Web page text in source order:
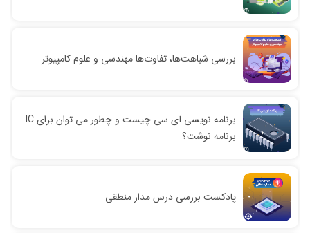
بررسی شباهت‌ها، تفاوت‌ها مهندسی و علوم کامپیوتر
برنامه نویسی آی سی چیست و چطور می توان برای IC
برنامه نوشت؟
پادکست بررسی درس مدار منطقی